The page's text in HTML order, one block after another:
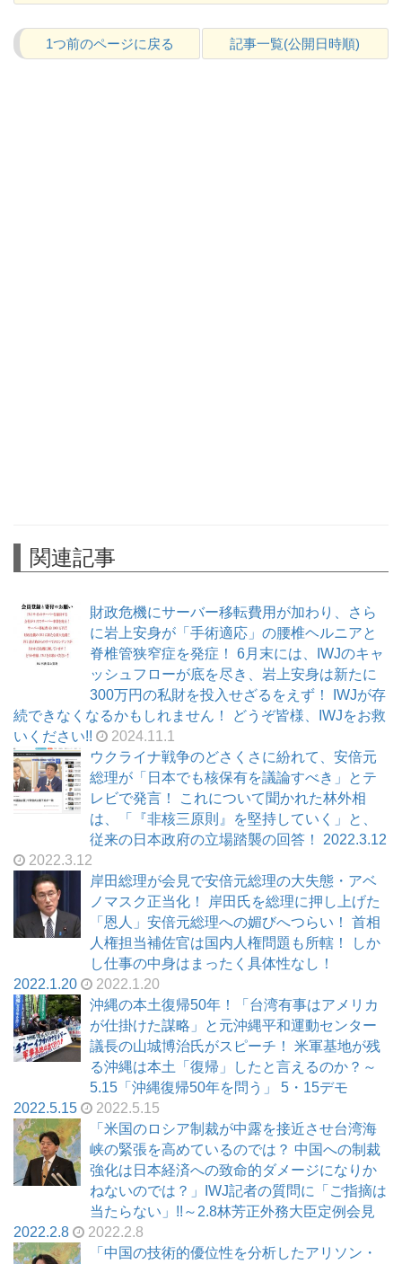
1つ前のページに戻る 記事一覧(公開日時順)
関連記事
財政危機にサーバー移転費用が加わり、さら
に岩上安身が「手術適応」の腰椎ヘルニアと
脊椎管狭窄症を発症！ 6月末には、IWJのキャ
ッシュフローが底を尽き、岩上安身は新たに
300万円の私財を投入せざるをえず！ IWJが存
続できなくなるかもしれません！ どうぞ皆様、IWJをお救
いください!!
2024.11.1
ウクライナ戦争のどさくさに紛れて、安倍元
総理が「日本でも核保有を議論すべき」とテ
レビで発言！ これについて聞かれた林外相
は、「『非核三原則』を堅持していく」と、
従来の日本政府の立場踏襲の回答！ 2022.3.12
2022.3.12
岸田総理が会見で安倍元総理の大失態・アベ
ノマスク正当化！ 岸田氏を総理に押し上げた
「恩人」安倍元総理への媚びへつらい！ 首相
人権担当補佐官は国内人権問題も所轄！ しか
し仕事の中身はまったく具体性なし！
2022.1.20
2022.1.20
沖縄の本土復帰50年！「台湾有事はアメリカ
が仕掛けた謀略」と元沖縄平和運動センター
議長の山城博治氏がスピーチ！ 米軍基地が残
る沖縄は本土「復帰」したと言えるのか？～
5.15「沖縄復帰50年を問う」 5・15デモ
2022.5.15
2022.5.15
「米国のロシア制裁が中露を接近させ台湾海
峡の緊張を高めているのでは？ 中国への制裁
強化は日本経済への致命的ダメージになりか
ねないのでは？」IWJ記者の質問に「ご指摘は
当たらない」!!～2.8林芳正外務大臣定例会見
2022.2.8
2022.2.8
「中国の技術的優位性を分析したアリソン・